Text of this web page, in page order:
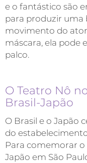
e o fantástico são
para produzir uma
movimento do
máscara, ela pode
palco.
O Teatro Nô
Brasil-Japão
O Brasil e o Japão
do
Para comemorar o
Japão em São